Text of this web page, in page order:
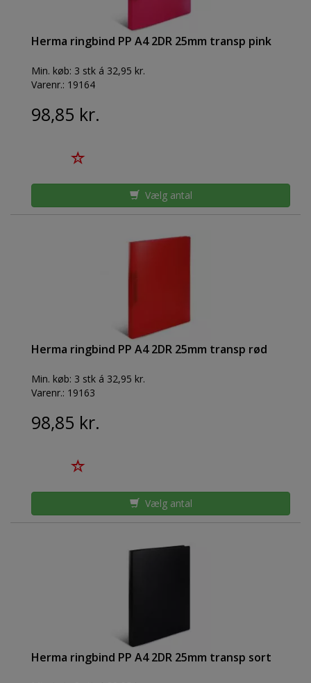
Herma ringbind PP A4 2DR 25mm transp pink
Min. køb: 3 stk á 32,95 kr.
Varenr.: 19164
98,85 kr.
Vælg antal
Herma ringbind PP A4 2DR 25mm transp rød
Min. køb: 3 stk á 32,95 kr.
Varenr.: 19163
98,85 kr.
Vælg antal
Herma ringbind PP A4 2DR 25mm transp sort